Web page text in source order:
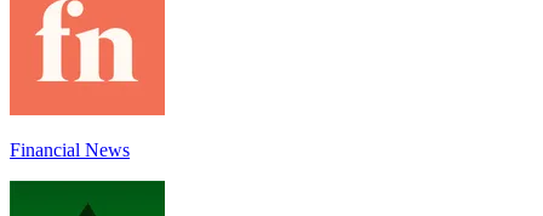
Financial News